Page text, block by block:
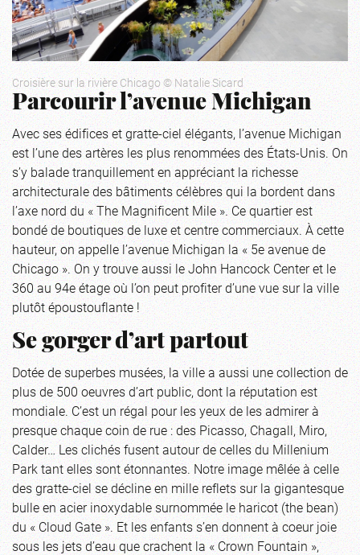
Croisière sur la rivière Chicago © Natalie Sicard
Parcourir l’avenue Michigan
Avec ses édifices et gratte-ciel élégants, l’avenue Michigan
est l’une des artères les plus renommées des États-Unis. On
s’y balade tranquillement en appréciant la richesse
architecturale des bâtiments célèbres qui la bordent dans
l’axe nord du « The Magnificent Mile ». Ce quartier est
bondé de boutiques de luxe et centre commerciaux. À cette
hauteur, on appelle l’avenue Michigan la « 5e avenue de
Chicago ». On y trouve aussi leJohn Hancock Centeret le
360 au 94e étage où l’on peut profiter d’une vue sur la ville
plutôt époustouflante !
Se gorger d’art partout
Dotée de superbes musées, la ville a aussi une collection de
plus de 500 oeuvres d’art public, dont la réputation est
mondiale. C’est un régal pour les yeux de les admirer à
presque chaque coin de rue : des Picasso, Chagall, Miro,
Calder… Les clichés fusent autour de celles du Millenium
Park tant elles sont étonnantes. Notre image mêlée à celle
des gratte-ciel se décline en mille reflets sur la gigantesque
bulle en acier inoxydable surnommée le haricot (the bean)
du « Cloud Gate ». Et les enfants s’en donnent à coeur joie
sous les jets d’eau que crachent la « Crown Fountain »,